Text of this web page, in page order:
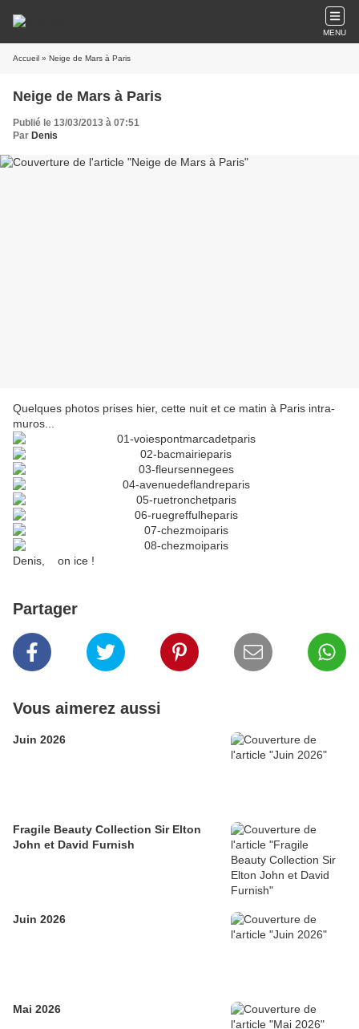
MENU
Accueil » Neige de Mars à Paris
Neige de Mars à Paris
Publié le 13/03/2013 à 07:51
Par Denis
Quelques photos prises hier, cette nuit et ce matin à Paris intra-
muros...
Denis, on ice !
Partager
Vous aimerez aussi
Juin 2026
Fragile Beauty Collection Sir Elton
John et David Furnish
Juin 2026
Mai 2026